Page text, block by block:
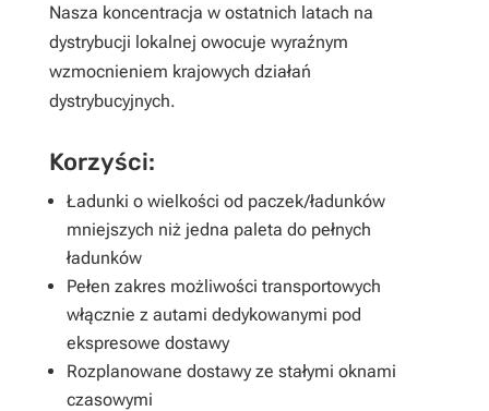
Nasza koncentracja w ostatnich latach na
dystrybucji lokalnej owocuje wyraźnym
wzmocnieniem krajowych działań
dystrybucyjnych.
Korzyści:
Ładunki o wielkości od paczek/ładunków
mniejszych niż jedna paleta do pełnych
ładunków
Pełen zakres możliwości transportowych
włącznie z autami dedykowanymi pod
ekspresowe dostawy
Rozplanowane dostawy ze stałymi oknami
czasowymi